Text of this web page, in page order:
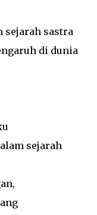
sejarah sastra
di dunia
sejarah